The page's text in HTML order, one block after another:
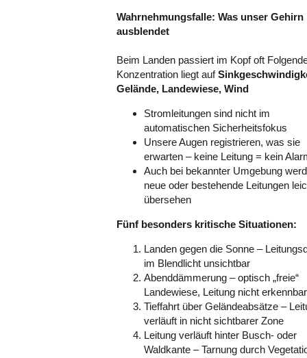
Wahrnehmungsfalle: Was unser Gehirn
ausblendet
Beim Landen passiert im Kopf oft
Konzentration liegt auf
Gelände, Landewiese, Wind
Stromleitungen sind nicht im
automatischen Sicherheitsfokus
Unsere Augen registrieren, was sie
erwarten – keine Leitung = kein
Auch bei bekannter Umgebung
neue oder bestehende Leitungen
übersehen
Fünf besonders kritische Situationen:
Landen gegen die Sonne –
im Blendlicht unsichtbar
Abenddämmerung – optisch „freie“
Landewiese, Leitung nicht erkennbar
Tieffahrt über Geländeabsätze –
verläuft in nicht sichtbarer Zone
Leitung verläuft hinter Busch- oder
Waldkante – Tarnung durch